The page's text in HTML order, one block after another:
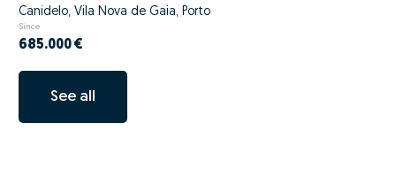
Canidelo, Vila Nova de Gaia, Porto
Since
685.000 €
See all